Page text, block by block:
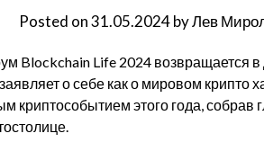
Posted on31.05.2024byЛев
Blockchain Life 2024 возвращается в
о себе как о мировом крипто
криптособытием этого года, собрав